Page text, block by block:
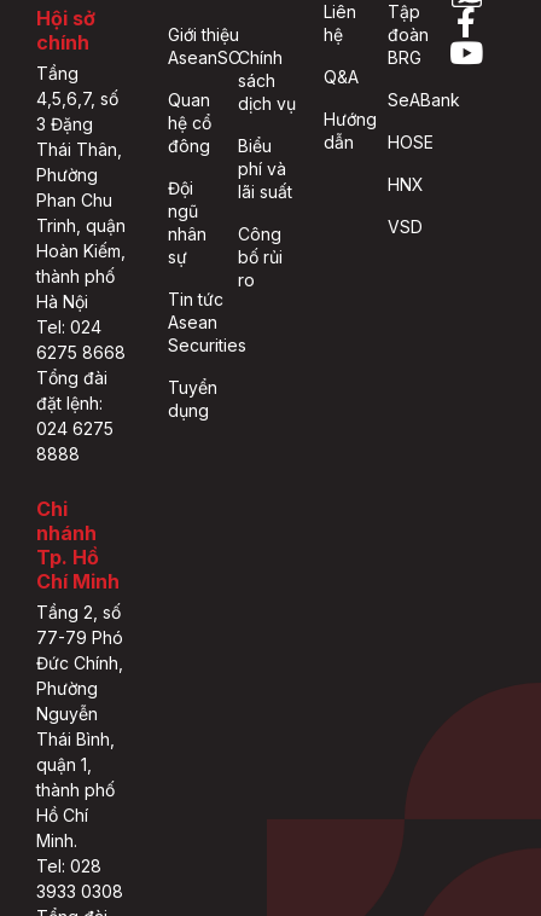
Hội sở
chính
Tầng
4,5,6,7, số
3 Đặng
Thái Thân,
Phường
Phan Chu
Trinh, quận
Hoàn Kiếm,
thành phố
Hà Nội
Tel: 024
6275 8668
Tổng đài
đặt lệnh:
024 6275
8888
Chi
nhánh
Tp. Hồ
Chí Minh
Tầng 2, số
77-79 Phó
Đức Chính,
Phường
Nguyễn
Thái Bình,
quận 1,
thành phố
Hồ Chí
Minh.
Tel: 028
3933 0308
Giới thiệu
AseanSC
Quan
hệ cổ
đông
Đội
ngũ
nhân
sự
Tin tức
Asean
Securities
Tuyển
dụng
Chính
sách
dịch vụ
Biểu
phí và
lãi suất
Công
bố rủi
ro
Liên
hệ
Q&A
Hướng
dẫn
Tập
đoàn
BRG
SeABank
HOSE
HNX
VSD